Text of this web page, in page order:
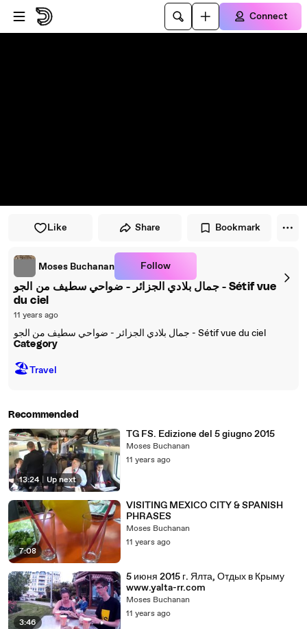
Skip to player
Skip to main content
Connect
Like Share Bookmark
Moses Buchanan Follow
جمال بلادي الجزائر - ضواحي سطيف من الجو - Sétif vue
du ciel
11 years ago
جمال بلادي الجزائر - ضواحي سطيف من الجو - Sétif vue du ciel
Category
🏖Travel
Recommended
13:24 Up next
TG FS. Edizione del 5 giugno 2015
Moses Buchanan
11 years ago
7:08
VISITING MEXICO CITY & SPANISH
PHRASES
Moses Buchanan
11 years ago
3:46
5 июня 2015 г. Ялта, Отдых в Крыму
www.yalta-rr.com
Moses Buchanan
11 years ago